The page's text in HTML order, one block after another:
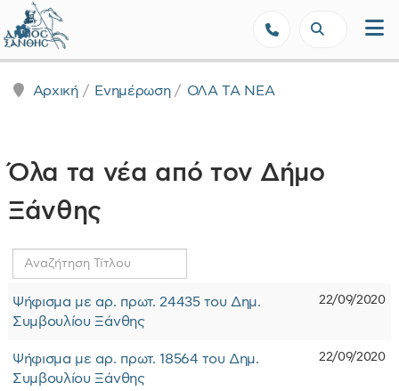
Αρχική Ενημέρωση ΟΛΑ ΤΑ ΝΕΑ
Όλα τα νέα από τον Δήμο
Ξάνθης
Αναζήτηση
Τίτλου
Ψήφισμα με αρ. πρωτ. 24435 του Δημ.
Συμβουλίου Ξάνθης
22/09/2020
Ψήφισμα με αρ. πρωτ. 18564 του Δημ.
Συμβουλίου Ξάνθης
22/09/2020